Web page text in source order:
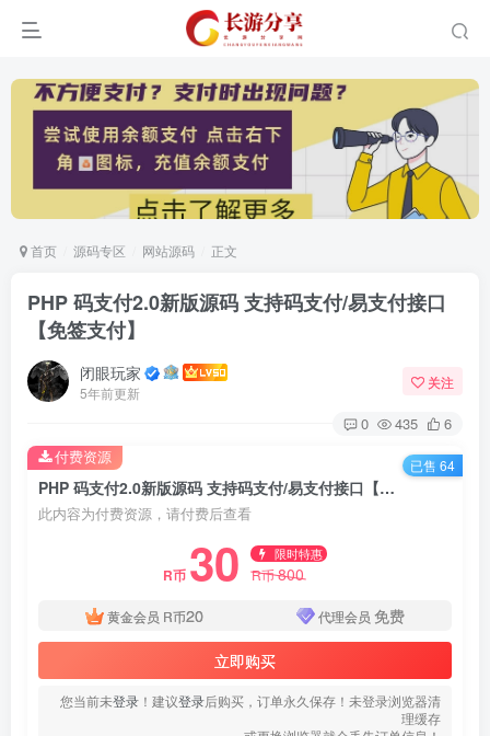
首页 源码专区 网站源码 正文
PHP 码支付2.0新版源码 支持码支付/易支付接口
【免签支付】
闭眼玩家
5年前更新
关注
0 435 6
PHP 码支付2.0新版源码 支持码支付/易支付接口【免签支付】
此内容为付费资源，请付费后查看
R币 30 限时特惠
R币800
黄金会员 R币20 代理会员 免费
立即购买
您当前未登录 ！建议登录后购买，订单永久保存！未登录浏览器清
理缓存
付费资源 已售 64